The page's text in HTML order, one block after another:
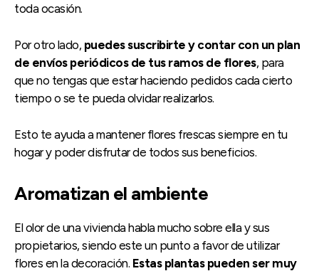
toda ocasión.
Por otro lado, puedes suscribirte y contar con un plan
de envíos periódicos de tus ramos de flores, para
que no tengas que estar haciendo pedidos cada cierto
tiempo o se te pueda olvidar realizarlos.
Esto te ayuda a mantener flores frescas siempre en tu
hogar y poder disfrutar de todos sus beneficios.
Aromatizan el ambiente
El olor de una vivienda habla mucho sobre ella y sus
propietarios, siendo este un punto a favor de utilizar
flores en la decoración. Estas plantas pueden ser muy